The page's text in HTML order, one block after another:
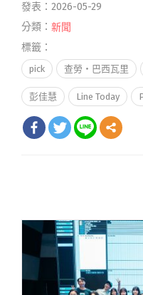
發表：2026-05-29
分類： 新聞
標籤：
pick 查勞・巴西瓦里
彭佳慧 Line Today